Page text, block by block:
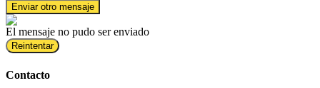
Enviar otro mensaje
El mensaje no pudo ser enviado
Reintentar
Contacto